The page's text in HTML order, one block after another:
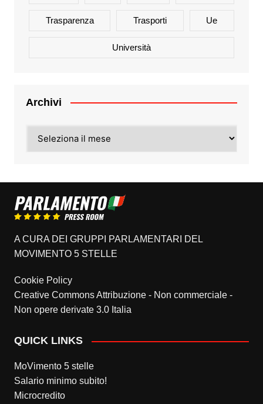
Trasparenza Trasporti Ue
Università
Archivi
A CURA DEI GRUPPI PARLAMENTARI DEL
MOVIMENTO 5 STELLE
Cookie Policy
Creative Commons Attribuzione - Non commerciale -
Non opere derivate 3.0 Italia
QUICK LINKS
MoVimento 5 stelle
Salario minimo subito!
Microcredito